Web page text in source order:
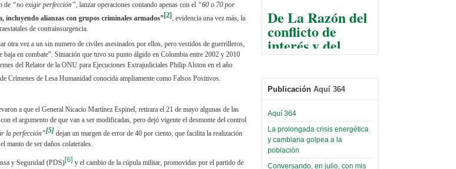
de “no exigir perfección”, lanzar operaciones contando apenas con el “60 o 70 por
incluyendo alianzas con grupos criminales armados”[2], evidencia una vez más, la
de contrainsurgencia.
otra vez a un sin numero de civiles asesinados por ellos, pero vestidos de guerrilleros,
en combate”. Situación que tuvo su punto álgido en Colombia entre 2002 y 2010
del Relator de la ONU para Ejecuciones Extrajudiciales Philip Alston en el año
Crímenes de Lesa Humanidad conocida ampliamente como Falsos Positivos.
a que el General Nicacio Martínez Espinel, retirara el 21 de mayo algunas de las
con el argumento de que van a ser modificadas, pero dejó vigente el desmonte del control
la perfección”[5] dejan un margen de error de 40 por ciento, que facilita la realización
manto de ser daños colaterales.
y Seguridad (PDS)[6] y el cambio de la cúpula militar, promovidas por el partido de
taller de software estadístico en
la UMSA
Sábado, 14 Septiembre 2024
certificados por apoyo al
Séptimo Encuentro de
Sábado, 14 Octubre 2023
Leer Más...
Trabajo Social de la UMSA
volverá a las urnas para elegir a
De La Razón del
conflicto de
interés y del
razonable arte
y esconder la
mano
El Infamatorio
Jueves, 10 Diciembre 2020
Read more...
Infierno Covid
Publicación Aquí 364
Aquí 364
La prolongada crisis energética
y cambiaria golpea a la
población
Conversando, en julio, con mis